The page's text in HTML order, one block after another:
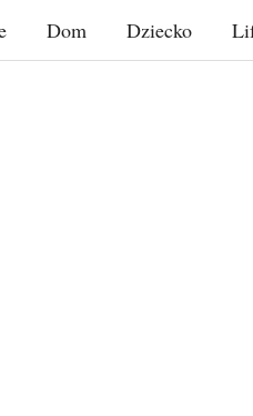
Dom Dziecko